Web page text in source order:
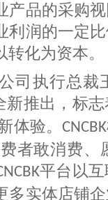
产品的采购
利润的一定
化为资本。
司执行总裁
新推出，标
体验。 CNCBK
者敢消费、
平台以
多实体店铺